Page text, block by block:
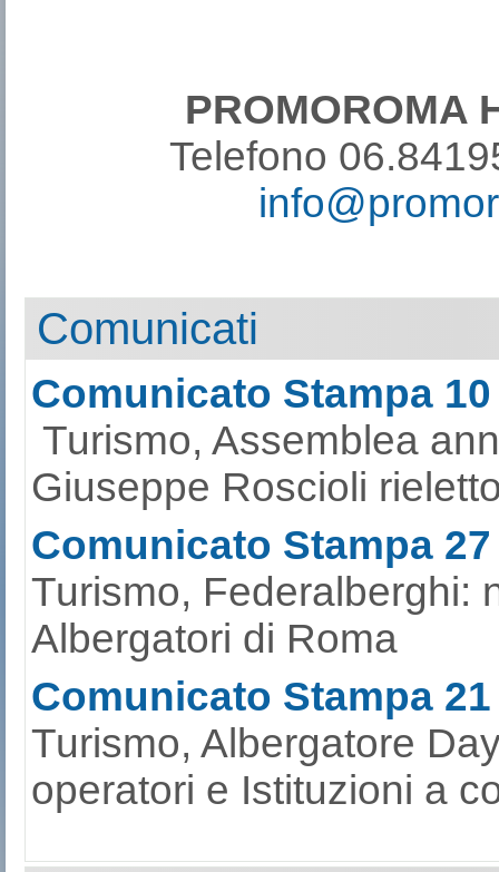
PROMOROMA
Telefono
Comunicati
Comunicato Stampa
Turismo, Assemblea
Giuseppe Roscioli
Comunicato Stampa
Turismo, Federalberghi:
Albergatori di Roma
Comunicato Stampa
Turismo, Albergatore
operatori e Istituzioni a